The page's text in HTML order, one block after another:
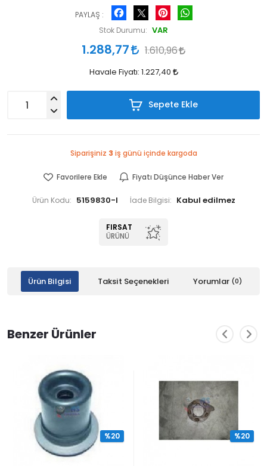
PAYLAŞ :
Facebook Pinterest
Stok Durumu: VAR
1.288,77 1.610,96
Havale Fiyatı: 1.227,40
Sepete Ekle
Siparişiniz 3 iş günü içinde kargoda
Favorilere Ekle Fiyatı Düşünce Haber Ver
Ürün Kodu: 5159830-I İade Bilgisi:
FIRSAT
ÜRÜNÜ
Ürün Bilgisi Taksit Seçenekleri Yorumlar (0)
Benzer Ürünler
%20 %20